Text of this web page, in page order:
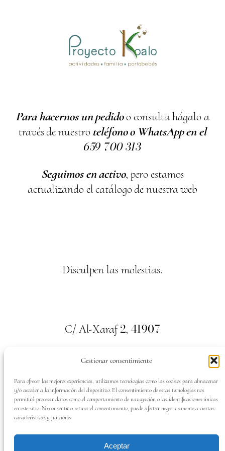
Gestionar consentimiento
Para ofrecer las mejores experiencias, utilizamos tecnologías como las cookies para almacenar
y/o acceder a la información del dispositivo. El consentimiento de estas tecnologías nos
permitirá procesar datos como el comportamiento de navegación o las identificaciones únicas
en este sitio. No consentir o retirar el consentimiento, puede afectar negativamente a ciertas
características y funciones.
Aceptar
Para hacernos un pedidoo consulta hágalo a
través de nuestro teléfono o WhatsApp en el
659 700313
Seguimos en activo, pero estamos
actualizando el catálogo de nuestra web
Disculpen las molestias.
C/ Al-Xaraf2, 41907
Valencina de la Concepción. Sevilla
Tel:659700313
SÍGUENOS EN: